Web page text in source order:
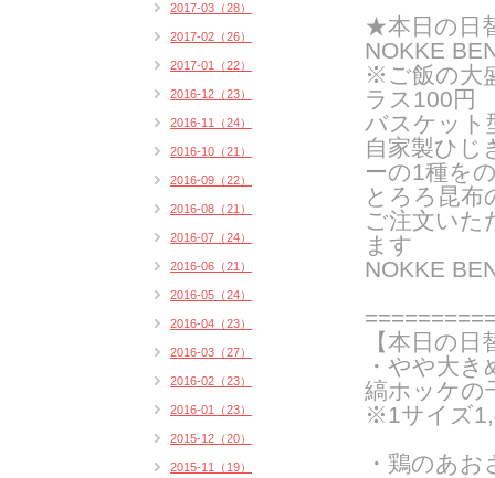
★本日の日
NOKKE
※ご飯の大
ラス100円
バスケット
自家製ひじ
ーの1種を
とろろ昆布
ご注文いた
ま す
NOKKE
===
【本日の
・やや大き
縞ホッケの
※1サイズ
・鶏のあお
2017-03（28）
2017-02（26）
2017-01（22）
2016-12（23）
2016-11（24）
2016-10（21）
2016-09（22）
2016-08（21）
2016-07（24）
2016-06（21）
2016-05（24）
2016-04（23）
2016-03（27）
2016-02（23）
2016-01（23）
2015-12（20）
2015-11（19）